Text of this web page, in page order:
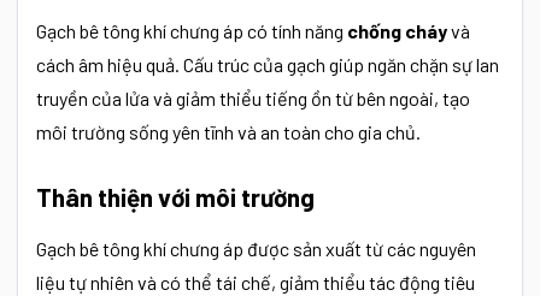
Gạch bê tông khí chưng áp có tính năng chống cháyvà
cách âm hiệu quả. Cấu trúc của gạch giúp ngăn chặn sự lan
truyền của lửa và giảm thiểu tiếng ồn từ bên ngoài, tạo
môi trường sống yên tĩnh và an toàn cho gia chủ.
Thân thiện với môi trường
Gạch bê tông khí chưng áp được sản xuất từ các nguyên
liệu tự nhiên và có thể tái chế, giảm thiểu tác động tiêu